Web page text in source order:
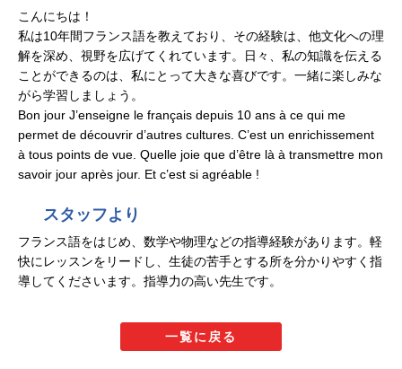
こんにちは！
私は10年間フランス語を教えており、その経験は、他文化への理
解を深め、視野を広げてくれています。日々、私の知識を伝える
ことができるのは、私にとって大きな喜びです。一緒に楽しみな
がら学習しましょう。
Bon jour J’enseigne le français depuis 10 ans à ce qui me
permet de découvrir d’autres cultures. C’est un enrichissement
à tous points de vue. Quelle joie que d’être là à transmettre mon
savoir jour après jour. Et c’est si agréable !
スタッフより
フランス語をはじめ、数学や物理などの指導経験があります。軽
快にレッスンをリードし、生徒の苦手とする所を分かりやすく指
導してくださいます。指導力の高い先生です。
一覧に戻る